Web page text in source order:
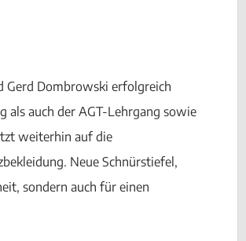
Gerd Dombrowski erfolgreich
als auch der AGT-Lehrgang sowie
weiterhin auf die
Neue Schnürstiefel,
sondern auch für einen